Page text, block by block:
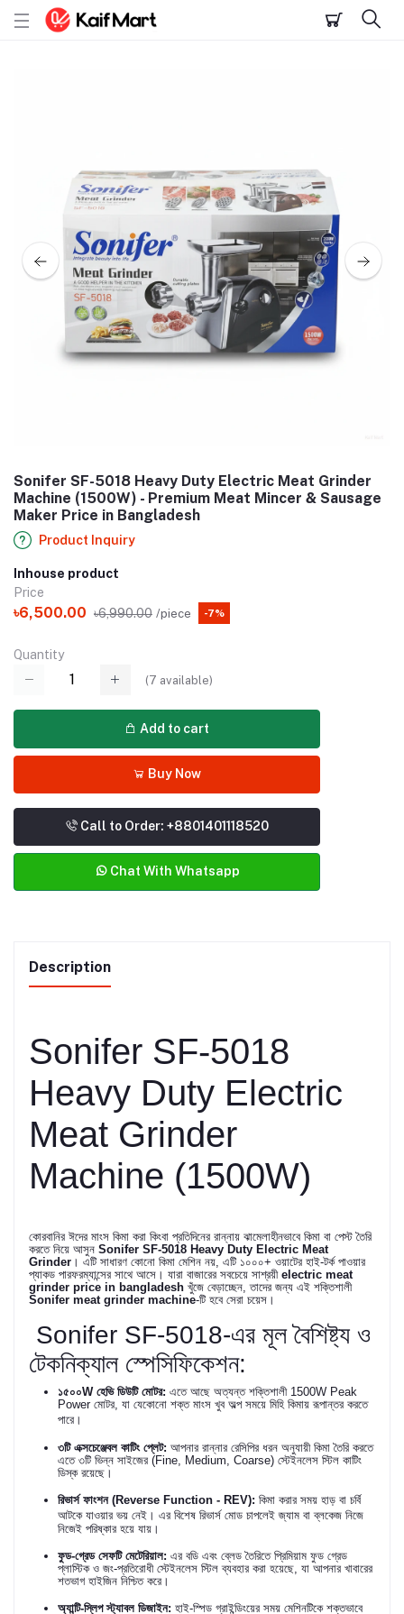
Sonifer SF-5018 Heavy Duty Electric Meat Grinder
Machine (1500W) - Premium Meat Mincer & Sausage
Maker Price in Bangladesh
Product Inquiry
Inhouse product
Price
৳6,500.00 ৳6,990.00 /piece -7%
Quantity
(7 available)
Add to cart
Buy Now
Call to Order: +8801401118520
Chat With Whatsapp
Description
Sonifer SF-5018
Heavy Duty Electric
Meat Grinder
Machine (1500W)
কোরবানির ঈদের মাংস কিমা করা কিংবা প্রতিদিনের রান্নায় ঝামেলাহীনভাবে কিমা বা পেস্ট তৈরি
করতে নিয়ে আসুন Sonifer SF-5018 Heavy Duty Electric Meat
Grinder । এটি সাধারণ কোনো কিমা মেশিন নয়, এটি ১০০০+ ওয়াটের হাই-টর্ক পাওয়ার
প্যাকড পারফরম্যান্সের সাথে আসে। যারা বাজারের সবচেয়ে সাশ্রয়ী electric meat
grinder price in bangladesh খুঁজে বেড়াচ্ছেন, তাদের জন্য এই শক্তিশালী
Sonifer meat grinder machine-টি হবে সেরা চয়েস।
Sonifer SF-5018-এর মূল বৈশিষ্ট্য ও
টেকনিক্যাল স্পেসিফিকেশন:
১৫০০W হেভি ডিউটি মোটর: এতে আছে অত্যন্ত শক্তিশালী 1500W Peak
Power মোটর, যা যেকোনো শক্ত মাংস খুব অল্প সময়ে মিহি কিমায় রূপান্তর করতে
পারে।
৩টি এক্সচেঞ্জেবল কাটিং প্লেট: আপনার রান্নার রেসিপির ধরন অনুযায়ী কিমা তৈরি করতে
এতে ৩টি ভিন্ন সাইজের (Fine, Medium, Coarse) স্টেইনলেস স্টিল কাটিং
ডিস্ক রয়েছে।
রিভার্স ফাংশন (Reverse Function - REV): কিমা করার সময় হাড় বা চর্বি
আটকে যাওয়ার ভয় নেই। এর বিশেষ রিভার্স মোড চাপলেই জ্যাম বা ব্লকেজ নিজে
নিজেই পরিষ্কার হয়ে যায়।
ফুড-গ্রেড সেফটি মেটেরিয়াল: এর বডি এবং ব্লেড তৈরিতে প্রিমিয়াম ফুড গ্রেড
প্লাস্টিক ও জং-প্রতিরোধী স্টেইনলেস স্টিল ব্যবহার করা হয়েছে, যা আপনার খাবারের
শতভাগ হাইজিন নিশ্চিত করে।
অ্যান্টি-স্লিপ স্ট্যাবল ডিজাইন: হাই-স্পিড গ্রাইন্ডিংয়ের সময় মেশিনটিকে শক্তভাবে